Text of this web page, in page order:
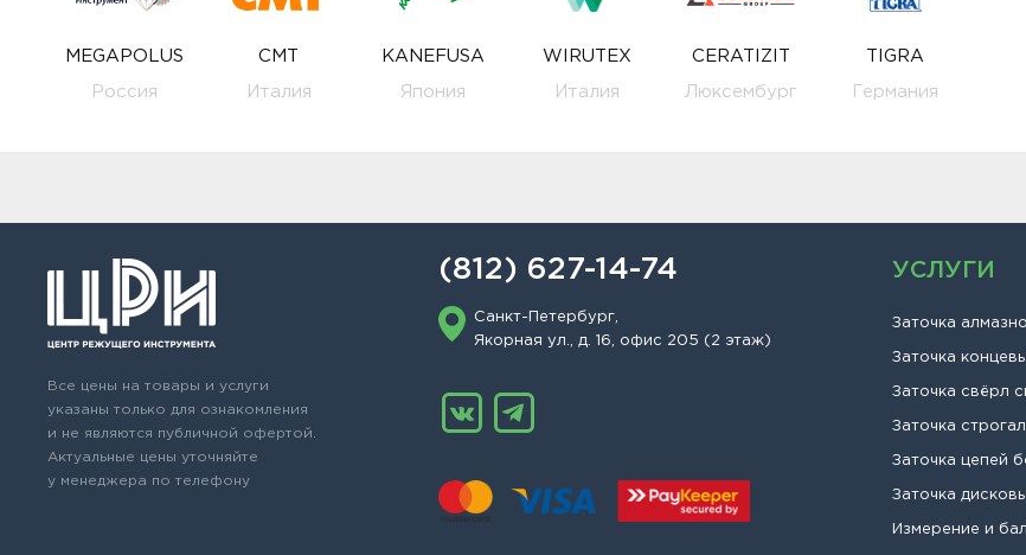
MEGAPOLUS
Россия
CMT
Италия
KANEFUSA
Япония
WIRUTEX
Италия
CERATIZIT
Люксембург
TIGRA
Германия
Все цены на товары и услуги
указаны только для ознакомления
и не являются публичной офертой.
Актуальные цены уточняйте
у менеджера по телефону
(812) 627-14-74
Санкт-Петербург,
Якорная ул., д. 16, офис 205 (2 этаж)
УСЛУГИ
Заточка
Заточка
Заточка свёрл
Заточка
Заточка цепей
Заточка
Измерение и